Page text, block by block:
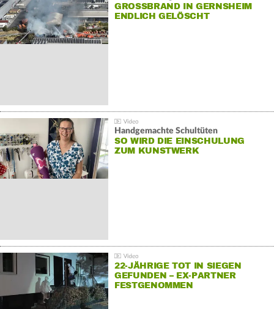
GROSSBRAND IN GERNSHEIM E
NDLICH GELÖSCHT
Handgemachte Schultüten
SO WIRD DIE EINSCHULUNG
ZUM KUNSTWERK
22-JÄHRIGE TOT IN SIEGEN
GEFUNDEN – EX-PARTNER
FESTGENOMMEN